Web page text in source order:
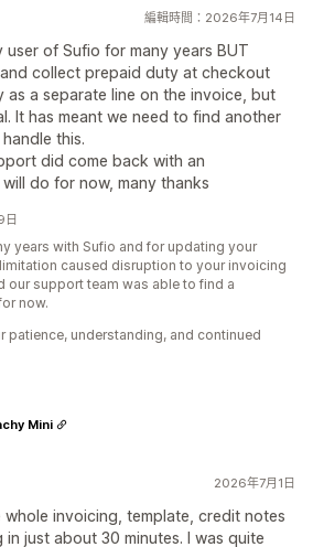
編輯時間：2026年7月14日
user of Sufio for many years BUT
and collect prepaid duty at checkout
a separate line on the invoice, but
It has meant we need to find another
this.
did come back with an
do for now, many thanks
日
years with Sufio and for updating your
limitation caused disruption to your invoicing
our support team was able to find a
now.
patience, understanding, and continued
2026年7月1日
whole invoicing, template, credit notes
in just about 30 minutes. I was quite
Mini